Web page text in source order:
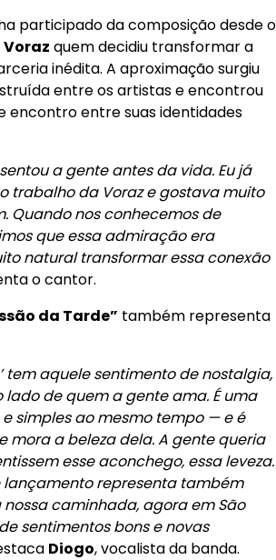
participado da composição desde o
Voraz quem decidiu transformar a
inédita. A aproximação surgiu
entre os artistas e encontrou
encontro entre suas identidades
a gente antes da vida. Eu já
trabalho da Voraz e gostava muito
Quando nos conhecemos de
que essa admiração era
natural transformar essa conexão
o cantor.
da Tarde” também representa
tem aquele sentimento de nostalgia,
de quem a gente ama. É uma
simples ao mesmo tempo — e é
mora a beleza dela. A gente queria
esse aconchego, essa leveza.
lançamento representa também
caminhada, agora em São
sentimentos bons e novas
Diogo, vocalista da banda.